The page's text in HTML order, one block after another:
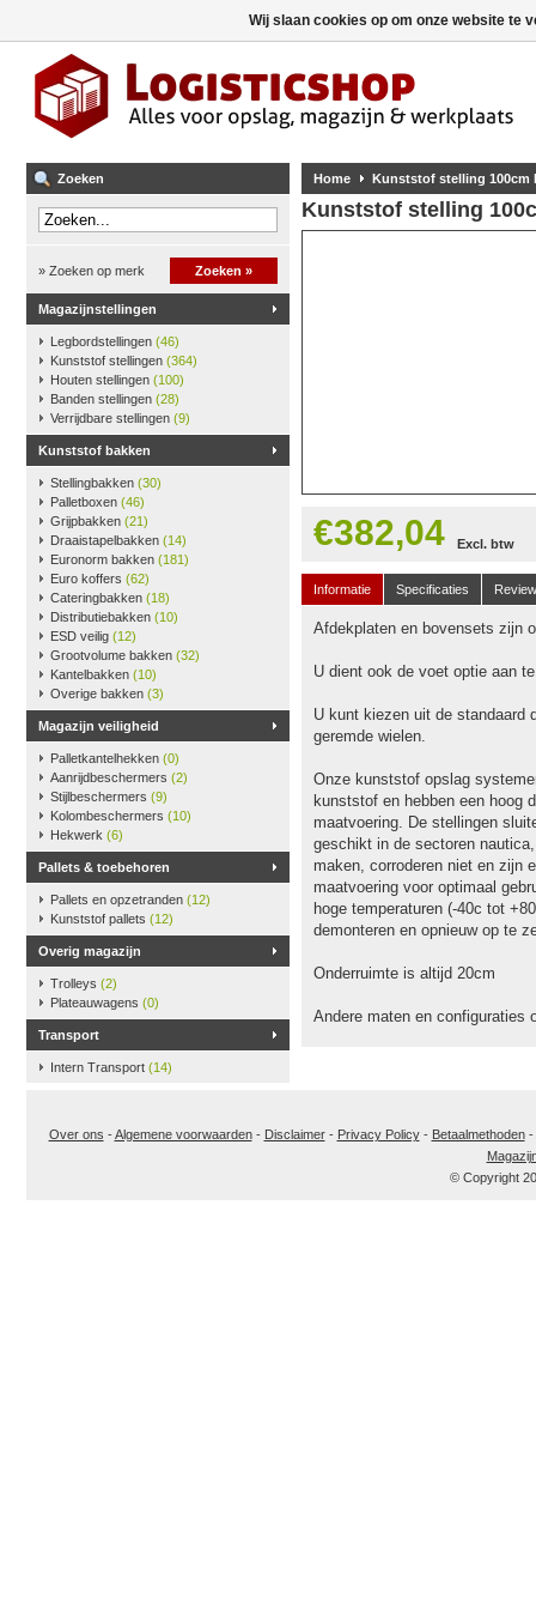
Zoeken
» Zoeken op merk Zoeken »
Magazijnstellingen
Legbordstellingen (46)
Kunststof stellingen (364)
Houten stellingen (100)
Banden stellingen (28)
Verrijdbare stellingen (9)
Kunststof bakken
Stellingbakken (30)
Palletboxen (46)
Grijpbakken (21)
Draaistapelbakken (14)
Euronorm bakken (181)
Euro koffers (62)
Cateringbakken (18)
Distributiebakken (10)
ESD veilig (12)
Grootvolume bakken (32)
Kantelbakken (10)
Overige bakken (3)
Magazijn veiligheid
Palletkantelhekken (0)
Aanrijdbeschermers (2)
Stijlbeschermers (9)
Kolombeschermers (10)
Hekwerk (6)
Pallets & toebehoren
Pallets en opzetranden (12)
Kunststof pallets (12)
Overig magazijn
Trolleys (2)
Plateauwagens (0)
Transport
Intern Transport (14)
Home Kunststof stelling 100cm
Kunststof stelling
€382,04 Excl. btw
Informatie Specificaties
Afdekplaten en bovensets zijn
U dient ook de voet optie aan
U kunt kiezen uit de standaard
geremde wielen.
Onze kunststof opslag
kunststof en hebben een hoog
maatvoering. De stellingen
geschikt in de sectoren
maken, corroderen niet en zijn
maatvoering voor optimaal
hoge temperaturen (-40c tot
demonteren en opnieuw op te
Onderruimte is altijd 20cm
Andere maten en configuraties
Over ons -Algemene voorwaarden- Disclaimer- Privacy Policy- Betaalmethoden-
© Copyright
Wij slaan cookies op om onze website te